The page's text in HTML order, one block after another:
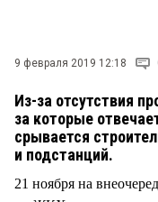
СТИЛЬ ЖИЗНИ
9 февраля 2019 12:18
Из-за отсутствия
за которые
срывается
и подстанций.
21 ноября на